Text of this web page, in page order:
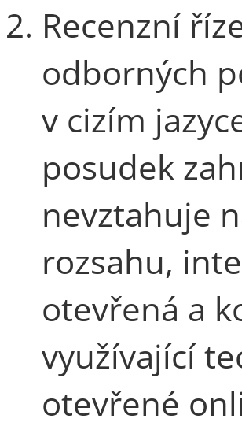
Recenzní
odborných
v cizím
posudek
nevztahuje
rozsahu,
otevřená a
využívající
otevřené